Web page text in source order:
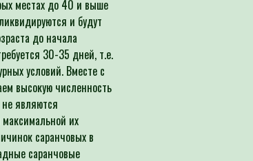
местах до 40 и выше
и будут
до начала
30-35 дней, т.е.
условий. Вместе с
высокую численность
являются
их
саранчовых в
саранчовые